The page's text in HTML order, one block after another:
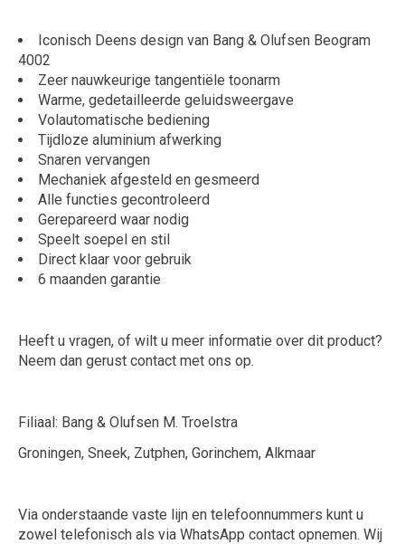
Iconisch Deens design van Bang & Olufsen Beogram
4002
Zeer nauwkeurige tangentiële toonarm
Warme, gedetailleerde geluidsweergave
Volautomatische bediening
Tijdloze aluminium afwerking
Snaren vervangen
Mechaniek afgesteld en gesmeerd
Alle functies gecontroleerd
Gerepareerd waar nodig
Speelt soepel en stil
Direct klaar voor gebruik
6 maanden garantie
Heeft u vragen, of wilt u meer informatie over dit product?
Neem dan gerust contact met ons op.
Filiaal: Bang & Olufsen M. Troelstra
Groningen, Sneek, Zutphen, Gorinchem, Alkmaar
Via onderstaande vaste lijn en telefoonnummers kunt u
zowel telefonisch als via WhatsApp contact opnemen. Wij